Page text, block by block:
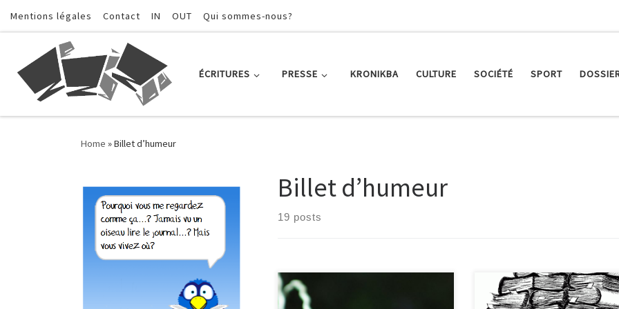
Skip to content
Mentions légales Contact IN OUT Qui sommes-nous?
ÉCRITURES PRESSE KRONIKBA CULTURE SOCIÉTÉ SPORT
Home »Billet d’humeur
Billet d’humeur
19 posts
Hier j’étais de bonne humeur, mes
semis pour le potager avaient
Aujourd’hui, nous sommes
10 avril, à deux jours de Pâques,